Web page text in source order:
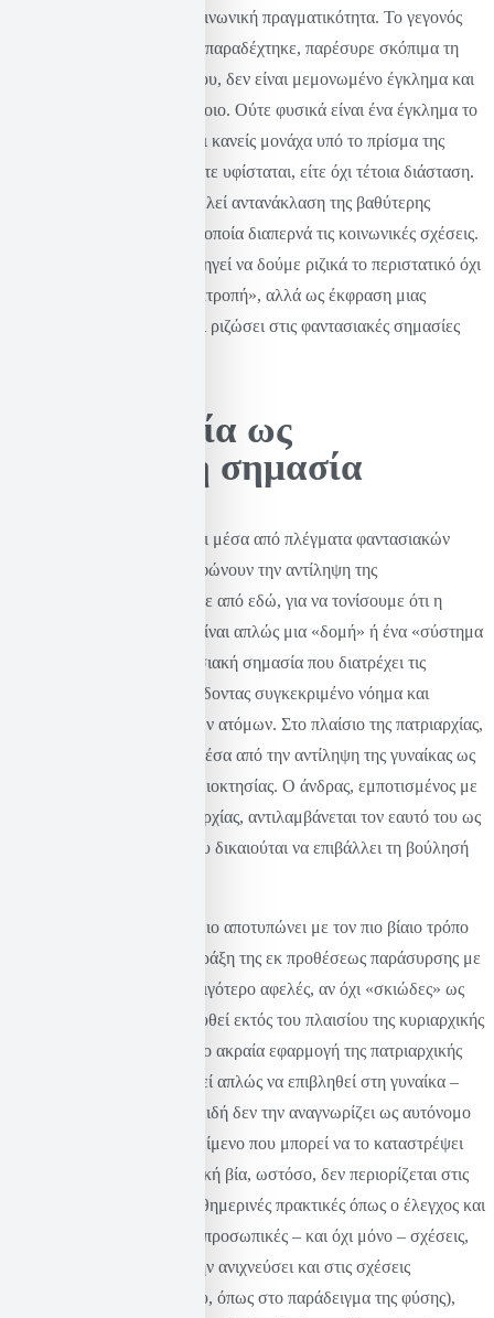
διαπερνούν τη σύγχρονη κοινωνική πραγματικότητα. Το γεγονός
ότι ο δράστης, όπως ο ίδιος παραδέχτηκε, παρέσυρε σκόπιμα τη
γυναίκα με το αυτοκίνητό του, δεν είναι μεμονωμένο έγκλημα και
δεν πρέπει να ιδωθεί ως τέτοιο. Ούτε φυσικά είναι ένα έγκλημα το
οποίο μπορεί να το εξετάσει κανείς μονάχα υπό το πρίσμα της
ψυχιατρικής του σκοπιάς, είτε υφίσταται, είτε όχι τέτοια διάσταση.
Αντίθετα, το έγκλημα αποτελεί αντανάκλαση της βαθύτερης
η οποία διαπερνά τις κοινωνικές σχέσεις.
Μια τέτοια ανάλυση μας οδηγεί να δούμε ριζικά το περιστατικό όχι
ως μια μεμονωμένη «παρεκτροπή», αλλά ως έκφραση μιας
πατριαρχικής τάξης που έχει ριζώσει στις φαντασιακές σημασίες
Η πατριαρχία ως
φαντασιακή σημασία
Οι κοινωνίες συγκροτούνται μέσα από πλέγματα φαντασιακών
σημασιών τα οποία διαμορφώνουν την αντίληψη της
πραγματικότητας. Εκκινούμε από εδώ, για να τονίσουμε ότι η
λογική της κυριαρχίας δεν είναι απλώς μια «δομή» ή ένα «σύστημα
εξουσίας», αλλά μια φαντασιακή σημασία που διατρέχει τις
κοινωνικές σχέσεις, προσδίδοντας συγκεκριμένο νόημα και
κατεύθυνση στις πράξεις των ατόμων. Στο πλαίσιο της πατριαρχίας,
η λογική αυτή εκφράζεται μέσα από την αντίληψη της γυναίκας ως
αντικειμένου ελέγχου και ιδιοκτησίας. Ο άνδρας, εμποτισμένος με
την ψευδαίσθηση της κυριαρχίας, αντιλαμβάνεται τον εαυτό του ως
το κυρίαρχο υποκείμενο που δικαιούται να επιβάλλει τη βούλησή
Το περιστατικό στο Ηράκλειο αποτυπώνει με τον πιο βίαιο τρόπο
αυτήν τη λογική. Η ίδια η πράξη της εκ προθέσεως παράσυρσης με
το αυτοκίνητο, θα ήταν το λιγότερο αφελές, αν όχι «σκιώδες» ως
προς τον σκοπό, να ερμηνευθεί εκτός του πλαισίου της κυριαρχικής
φαντασίωσης. Εδώ, στην πιο ακραία εφαρμογή της πατριαρχικής
βίας, ο δράστης δεν επιχειρεί απλώς να επιβληθεί στη γυναίκα –
την δολοφονεί, ακριβώς επειδή δεν την αναγνωρίζει ως αυτόνομο
υποκείμενο, αλλά ως αντικείμενο που μπορεί να το καταστρέψει
κατά βούληση. Η πατριαρχική βία, ωστόσο, δεν περιορίζεται στις
«ακραίες» περιπτώσεις. Καθημερινές πρακτικές όπως ο έλεγχος και
η επιβολή εξουσίας στις διαπροσωπικές – και όχι μόνο – σχέσεις,
(καθώς μπορεί κανείς να την ανιχνεύσει και στις σχέσεις
υποκειμένου – αντικειμένου, όπως στο παράδειγμα της φύσης),